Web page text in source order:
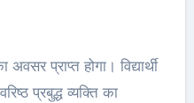
प्राप्त होगा। विद्यार्थी
प्रबुद्ध व्यक्ति का